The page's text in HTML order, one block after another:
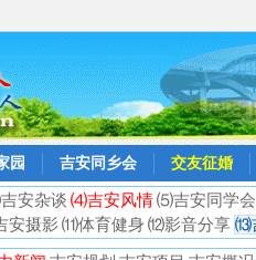
园 吉安同乡会 交友征婚
安杂谈 ⑷吉安风情⑸吉安同学会
安摄影 ⑾体育健身 ⑿影音分享 ⒀